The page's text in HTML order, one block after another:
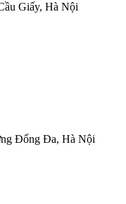
Giấy, Hà Nội
Đống Đa, Hà Nội